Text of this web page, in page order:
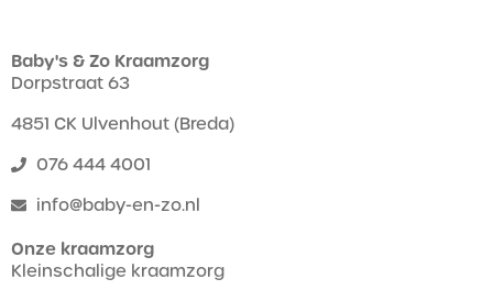
Baby's & Zo Kraamzorg
Dorpstraat 63
4851 CK Ulvenhout (Breda)
076 444 4001
info@baby-en-zo.nl
Onze kraamzorg
Kleinschalige kraamzorg